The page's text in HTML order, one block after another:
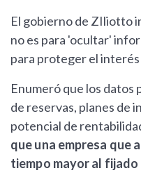
El gobierno de ZIliotto
no es para 'ocultar'
para proteger el interés
Enumeró que los
de reservas, planes de
potencial de
que una empresa que
tiempo mayor al